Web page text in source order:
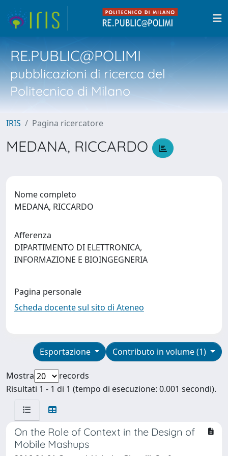
RE.PUBLIC@POLIMI
pubblicazioni di ricerca del
Politecnico di Milano
IRIS Pagina ricercatore
MEDANA, RICCARDO
Nome completo
MEDANA, RICCARDO
Afferenza
DIPARTIMENTO DI ELETTRONICA,
INFORMAZIONE E BIOINGEGNERIA
Pagina personale
Scheda docente sul sito di Ateneo
Contributo in volume (1)
Esportazione
Mostra
records
Risultati 1 - 1 di 1 (tempo di esecuzione: 0.001 secondi).
On the Role of Context in the Design of
Mobile Mashups